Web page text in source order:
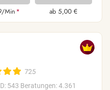
Min * ab 5,00 €
725
543 Beratungen: 4.361